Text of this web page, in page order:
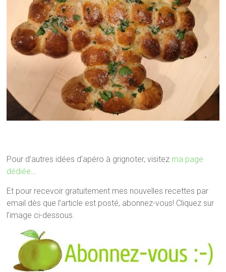
Pour d’autres idées d’apéro à grignoter, visitez ma page
dédiée…
Et pour recevoir gratuitement mes nouvelles recettes par
email dès que l’article est posté, abonnez-vous! Cliquez sur
l’image ci-dessous.